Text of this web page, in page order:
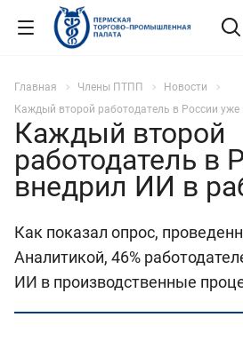
Главная Члены ПТПП
Новости
Каждый второй работодатель в России
Каждый второй
работодатель в
внедрил ИИ в
Как показал опрос,
Аналитикой, 46%
ИИ в производственные